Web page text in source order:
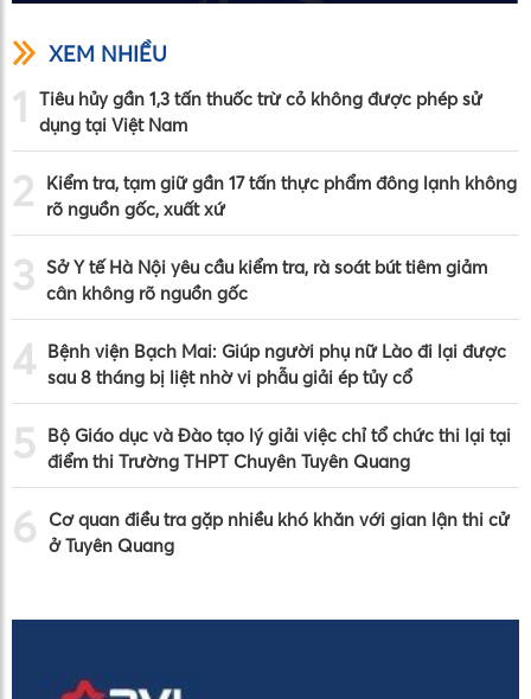
XEM NHIỀU
1
Tiêu hủy gần 1,3 tấn thuốc trừ cỏ không được phép sử
dụng tại Việt Nam
2
Kiểm tra, tạm giữ gần 17 tấn thực phẩm đông lạnh không
rõ nguồn gốc, xuất xứ
3 Sở Y tế Hà Nội yêu cầu kiểm tra, rà soát bút tiêm giảm
cân không rõ nguồn gốc
4 Bệnh viện Bạch Mai: Giúp người phụ nữ Lào đi lại được
sau 8 tháng bị liệt nhờ vi phẫu giải ép tủy cổ
5
Bộ Giáo dục và Đào tạo lý giải việc chỉ tổ chức thi lại tại
điểm thi Trường THPT Chuyên Tuyên Quang
6
Cơ quan điều tra gặp nhiều khó khăn với gian lận thi cử
ở Tuyên Quang